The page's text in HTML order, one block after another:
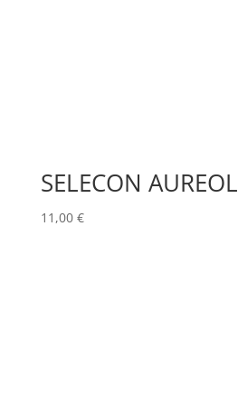
SELECON AUREOL
11,00 €